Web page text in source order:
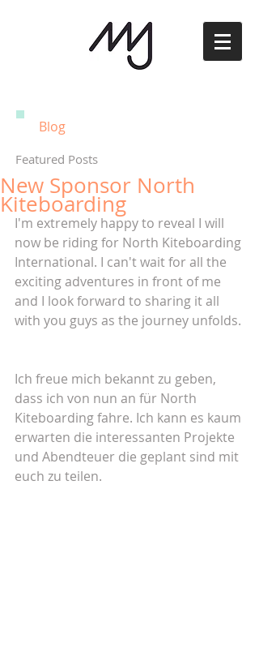
Blog
Featured Posts
New Sponsor North
Kiteboarding
I'm extremely happy to reveal I will
now be riding for North Kiteboarding
International. I can't wait for all the
exciting adventures in front of me
and I look forward to sharing it all
with you guys as the journey unfolds.
Ich freue mich bekannt zu geben,
dass ich von nun an für North
Kiteboarding fahre. Ich kann es kaum
erwarten die interessanten Projekte
und Abendteuer die geplant sind mit
euch zu teilen.